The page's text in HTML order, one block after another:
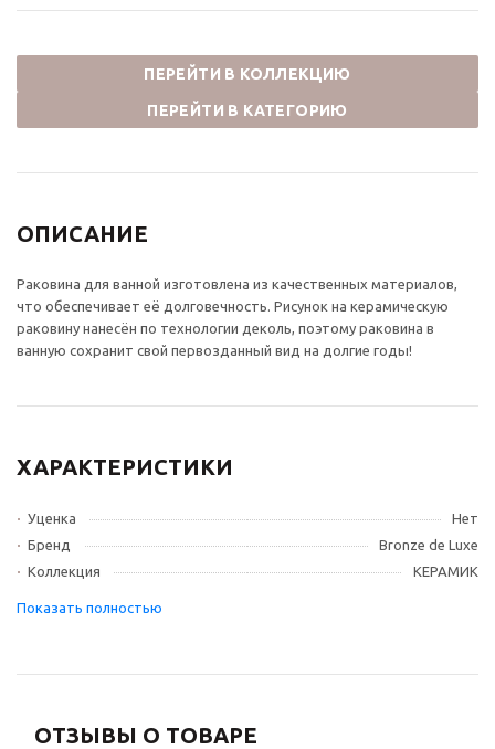
ПЕРЕЙТИ В КОЛЛЕКЦИЮ
ПЕРЕЙТИ В КАТЕГОРИЮ
ОПИСАНИЕ
Раковина для ванной изготовлена из качественных материалов,
что обеспечивает её долговечность. Рисунок на керамическую
раковину нанесён по технологии деколь, поэтому раковина в
ванную сохранит свой первозданный вид на долгие годы!
ХАРАКТЕРИСТИКИ
Уценка
Нет
Бренд
Bronze de Luxe
Коллекция
КЕРАМИК
ОТЗЫВЫ О ТОВАРЕ